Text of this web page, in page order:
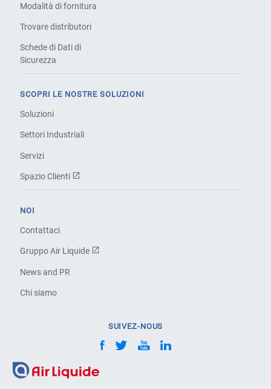
Modalità di fornitura
Trovare distributori
Schede di Dati di
Sicurezza
SCOPRI LE NOSTRE SOLUZIONI
Soluzioni
Settori Industriali
Servizi
Spazio Clienti
NOI
Contattaci
Gruppo Air Liquide
News and PR
Chi siamo
SUIVEZ-NOUS